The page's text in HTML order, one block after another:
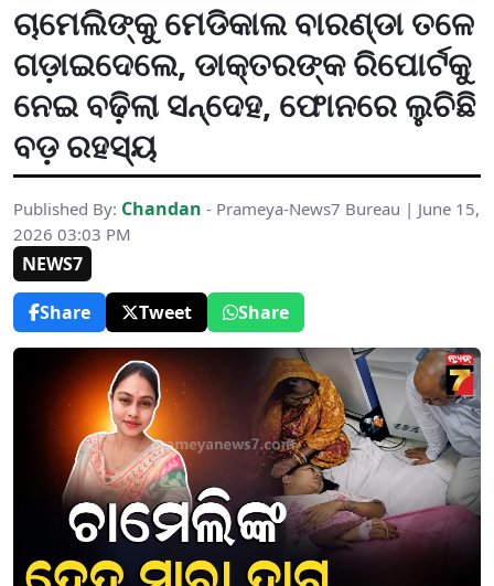
ଚାମେଲିଙ୍କୁ ମେଡିକାଲ ବାରଣ୍ଡା ତଳେ
ଗଡ଼ାଇଦେଲେ, ଡାକ୍ତରଙ୍କ ରିପୋର୍ଟକୁ
ନେଇ ବଢ଼ିଲା ସନ୍ଦେହ, ଫୋନରେ ଲୁଚିଛି
ବଡ଼ ରହସ୍ୟ
Published By: Chandan - Prameya-News7 Bureau | June 15,
2026 03:03 PM
NEWS7
Share
Tweet Share